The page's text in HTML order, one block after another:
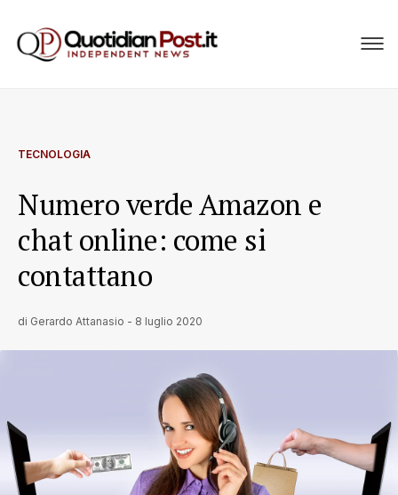
TECNOLOGIA
Numero verde Amazon e
chat online: come si
contattano
di Gerardo Attanasio - 8 luglio 2020